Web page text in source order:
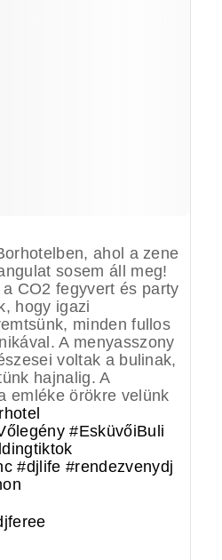
ahol a zene
sosem áll meg!
CO2 fegyvert és party
hogy igazi
minden fullos
A menyasszony
voltak a bulinak,
hajnalig. A
emléke örökre velünk
#EsküvőiBuli
#djlife #rendezvenydj